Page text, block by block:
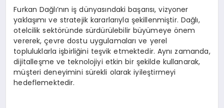
Furkan Dağlı’nın iş dünyasındaki başarısı, vizyoner
yaklaşımı ve stratejik kararlarıyla şekillenmiştir. Dağlı,
otelcilik sektöründe sürdürülebilir büyümeye önem
vererek, çevre dostu uygulamaları ve yerel
topluluklarla işbirliğini teşvik etmektedir. Aynı zamanda,
dijitalleşme ve teknolojiyi etkin bir şekilde kullanarak,
müşteri deneyimini sürekli olarak iyileştirmeyi
hedeflemektedir.